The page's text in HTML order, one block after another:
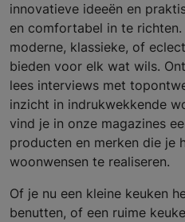
innovatieve ideeën en
en comfortabel in te
moderne, klassieke, of
bieden voor elk wat wils.
lees interviews met
inzicht in indrukwekkende
vind je in onze magazines
producten en merken die je
woonwensen te realiseren.
Of je nu een kleine keuken
benutten, of een ruime